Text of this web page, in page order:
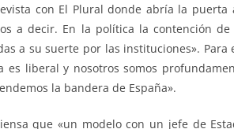
con El Plural donde abría la puerta
a decir. En la política la contención
a su suerte por las instituciones».
liberal y nosotros somos
la bandera de España».
que «un modelo con un jefe de